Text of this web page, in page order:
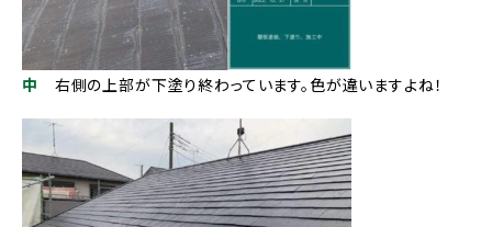
中 右側の上部が下塗り終わっています。色が違いますよね！